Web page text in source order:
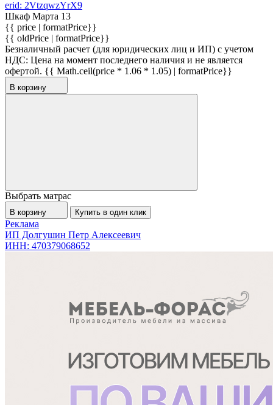
erid: 2VtzqwzYrX9
Шкаф Марта 13
{{ price | formatPrice}}
{{ oldPrice | formatPrice}}
Безналичный расчет (для юридических лиц и ИП) с учетом
НДС: Цена на момент последнего наличия и не является
офертой. {{ Math.ceil(price * 1.06 * 1.05) | formatPrice}}
В корзину
Выбрать матрас
В корзину Купить в один клик
Реклама
ИП Долгушин Петр Алексеевич
ИНН: 470379068652